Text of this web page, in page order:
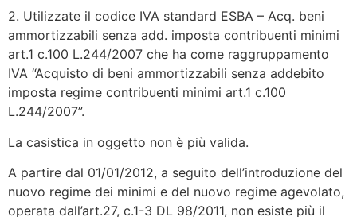
2. Utilizzate il codice IVA standard ESBA – Acq. beni
ammortizzabili senza add. imposta contribuenti minimi
art.1 c.100 L.244/2007 che ha come raggruppamento
IVA “Acquisto di beni ammortizzabili senza addebito
imposta regime contribuenti minimi art.1 c.100
L.244/2007”.
La casistica in oggetto non è più valida.
A partire dal 01/01/2012, a seguito dell’introduzione del
nuovo regime dei minimi e del nuovo regime agevolato,
operata dall’art.27, c.1-3 DL 98/2011, non esiste più il